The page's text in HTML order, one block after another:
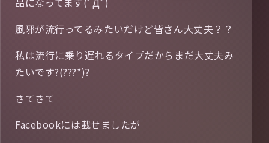
風邪が流行ってるみたいだけど皆さん大丈夫？？
私は流行に乗り遅れるタイプだからまだ大丈夫み
たいです?(???*)?
さてさて
Facebookには載せましたが